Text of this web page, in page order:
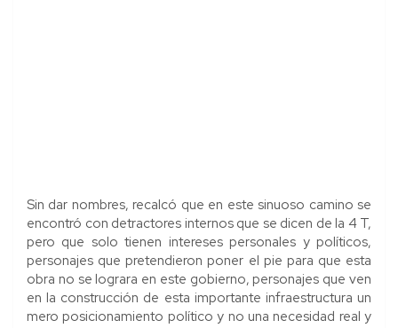
Sin dar nombres, recalcó que en este sinuoso camino se
encontró con detractores internos que se dicen de la 4 T,
pero que solo tienen intereses personales y políticos,
personajes que pretendieron poner el pie para que esta
obra no se lograra en este gobierno, personajes que ven
en la construcción de esta importante infraestructura un
mero posicionamiento político y no una necesidad real y